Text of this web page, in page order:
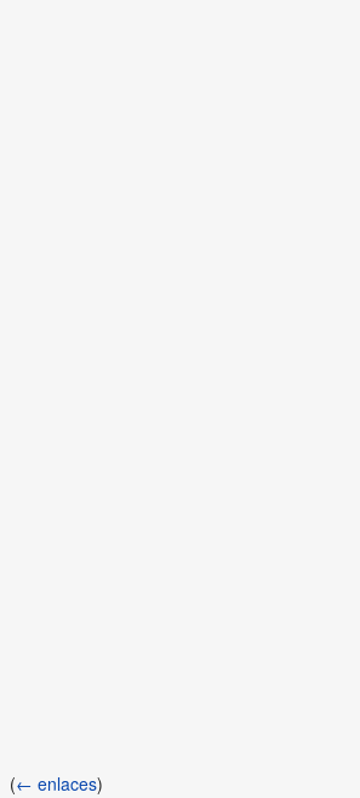
(← enlaces)